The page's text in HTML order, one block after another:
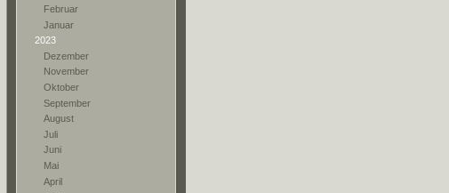
Februar
Januar
2023
Dezember
November
Oktober
September
August
Juli
Juni
Mai
April